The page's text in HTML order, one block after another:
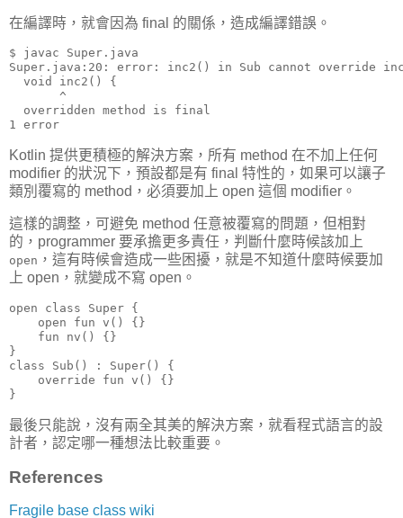
在編譯時，就會因為 final 的關係，造成編譯錯誤。
$ javac Super.java
Super.java:20: error: inc2() in Sub cannot override
  void inc2() {
       ^
  overridden method is final
1 error
Kotlin 提供更積極的解決方案，所有 method 在不加上任何
modifier 的狀況下，預設都是有 final 特性的，如果可以讓子
類別覆寫的 method，必須要加上 open 這個 modifier。
這樣的調整，可避免 method 任意被覆寫的問題，但相對
的，programmer 要承擔更多責任，判斷什麼時候該加上
open ，這有時候會造成一些困擾，就是不知道什麼時候要加
上 open，就變成不寫 open。
open class Super {
    open fun v() {}
    fun nv() {}
}
class Sub() : Super() {
    override fun v() {}
}
最後只能說，沒有兩全其美的解決方案，就看程式語言的設
計者，認定哪一種想法比較重要。
References
Fragile base class wiki